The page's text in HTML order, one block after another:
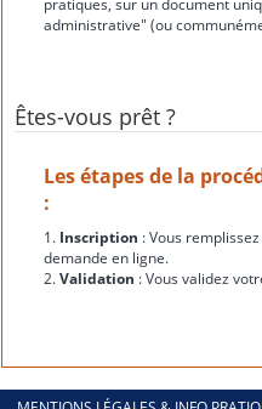
pratiques, sur un document
administrative" (ou
Êtes-vous prêt ?
Les étapes de la
:
1. Inscription : Vous
demande en ligne.
2.Validation : Vous validez